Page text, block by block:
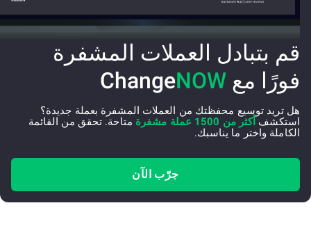
قم بتبادل العملات المشفرة
فورًا مع Change NOW
هل تريد توسيع محفظتك من العملات المشفرة بعملة جديدة؟
استكشف أكثر من 1500 عملة مشفرة
متاحة. تحقق من القائمة
الكاملة واختر ما يناسبك.
جرّب الآن